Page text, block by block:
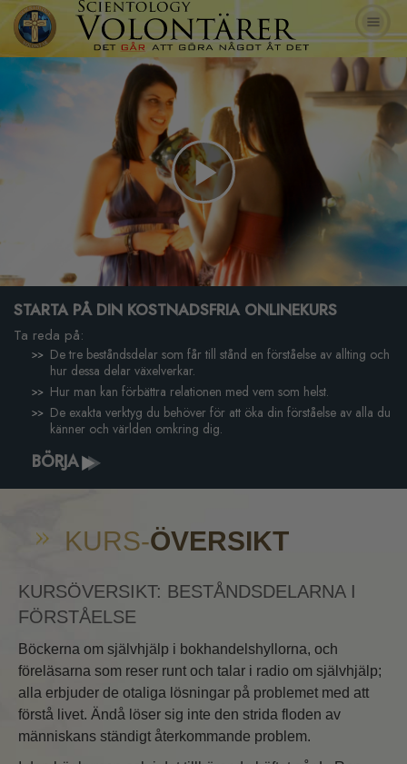
Play
Video
STARTA PÅ DIN KOSTNADSFRIA ONLINEKURS
Ta reda på:
De tre beståndsdelar som får till stånd en förståelse av allting och
hur dessa delar växelverkar.
Hur man kan förbättra relationen med vem som helst.
De exakta verktyg du behöver för att öka din förståelse av alla du
känner och världen omkring dig.
BÖRJA
KURS-ÖVERSIKT
KURSÖVERSIKT: BESTÅNDSDELARNA I
FÖRSTÅELSE
Böckerna om självhjälp i bokhandelshyllorna, och
föreläsarna som reser runt och talar i radio om självhjälp;
alla erbjuder de otaliga lösningar på problemet med att
förstå livet. Ändå löser sig inte den strida floden av
människans ständigt återkommande problem.